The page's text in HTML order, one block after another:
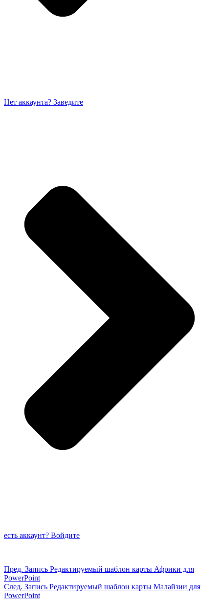
Нет аккаунта? Заведите
есть аккаунт? Войдите
Пред. Запись Редактируемый шаблон карты Африки для
PowerPoint
След. Запись Редактируемый шаблон карты Малайзии для
PowerPoint